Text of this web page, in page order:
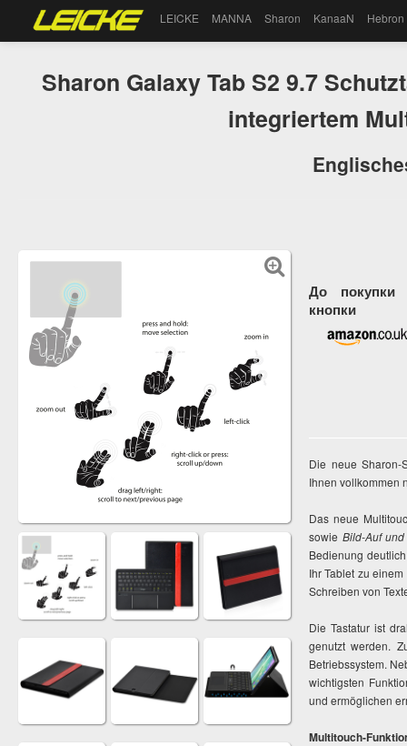
LEICKE MANNA Sharon KanaaN Hebron
Sharon Galaxy Tab S2 9.7
integriertem
До покупки
кнопки
Die neue Sharon-
Ihnen vollkommen
Das neue
sowie Bild-Auf
Bedienung
Ihr Tablet zu
Schreiben von
Die Tastatur ist
genutzt werden.
Betriebssystem.
wichtigsten
und ermöglichen
Multitouch-